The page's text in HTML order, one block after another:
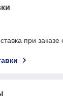
при заказе